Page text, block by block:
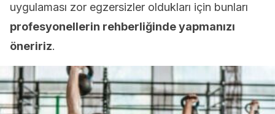
uygulaması zor egzersizler oldukları için bunları
profesyonellerin rehberliğinde yapmanızı
öneririz.